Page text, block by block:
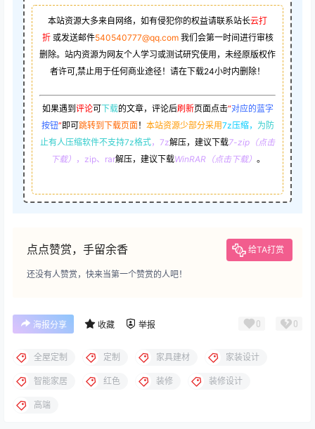
本站资源大多来自网络，如有侵犯你的权益请联系站长云打
折 或发送邮件540540777@qq.com 我们会第一时间进行审核
删除。站内资源为网友个人学习或测试研究使用，未经原版权作
者许可,禁止用于任何商业途径！请在下载24小时内删除！
如果遇到评论可下载的文章，评论后刷新页面点击“对应的蓝字
按钮”即可跳转到下载页面！ 本站资源少部分采用7z压缩， 为防
止有人压缩软件不支持7z格式，7z解压，建议下载7-zip（点击
下载） ，zip、rar解压，建议下载WinRAR（点击下载） 。
点点赞赏，手留余香 给TA打赏
还没有人赞赏，快来当第一个赞赏的人吧！
海报分享 收藏 举报 0 0
全屋定制 定制 家具建材 家装设计
智能家居 红色 装修 装修设计
高端